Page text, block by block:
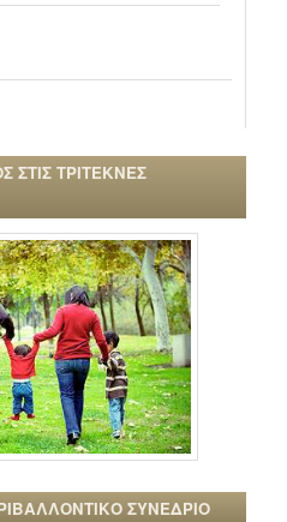
ΤΡΙΤΕΚΝΕΣ
ΣΥΝΕΔΡΙΟ